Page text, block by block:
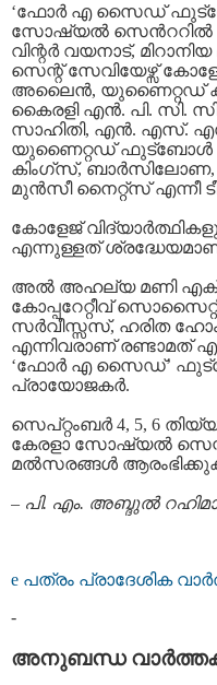
‘ഫോര്‍ എ സൈഡ്
സോഷ്യല്‍ സെന്‍ററില്‍
വിന്റര്‍ വയനാട്,
സെന്റ് സേവിയേഴ്സ്
അലൈന്‍, യുണൈറ്റഡ്
കൈരളി എന്‍. പി. സി.
സാഹിതി, എന്‍. എസ്.
യുണൈറ്റഡ് ഫുട്ബോള്‍
കിംഗ്സ്,
മുന്‍സീ നൈറ്റ്സ് എന്നീ
കോളേജ്
എന്നുള്ളത്
അല്‍ അഹല്യ മണി
കോപ്പറേറ്റീവ്
സര്‍വീസ്സസ്, ഹരിത
എന്നിവരാണ് രണ്ടാമത്‌
‘ഫോര്‍ എ സൈഡ്’
പ്രായോജകര്‍.
സെപ്റ്റംബര്‍ 4, 5, 6
കേരളാ സോഷ്യല്‍
മല്‍സരങ്ങള്‍
– പി. എം. അബ്ദുല്‍
e പത്രം പ്രാദേശിക
-
അനുബന്ധ